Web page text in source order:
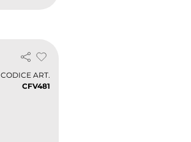
CODICE ART.
CFV481